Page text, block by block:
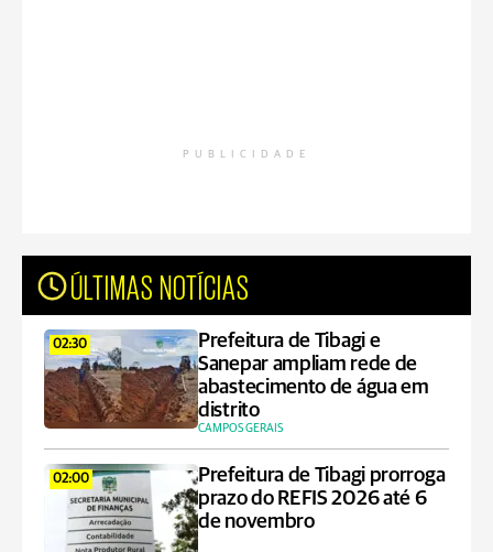
PUBLICIDADE
ÚLTIMAS NOTÍCIAS
02:30
Prefeitura de Tibagi e
Sanepar ampliam rede de
abastecimento de água em
distrito
CAMPOS GERAIS
02:00
Prefeitura de Tibagi prorroga
prazo do REFIS 2026 até 6
de novembro